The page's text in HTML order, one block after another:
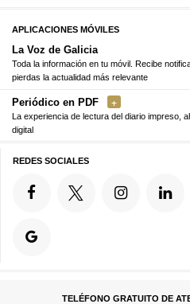
APLICACIONES MÓVILES
La Voz de Galicia
Toda la información en tu móvil. Recibe
pierdas la actualidad más relevante
Periódico en PDF
La experiencia de lectura del diario impreso,
digital
REDES SOCIALES
TELÉFONO GRATUITO DE